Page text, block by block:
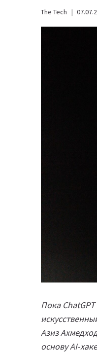
The Tech
Пока
Азиз
основу AI-